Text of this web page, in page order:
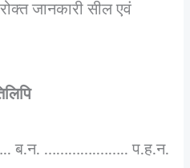
जानकारी सील एवं
ब.न. ………….…….. प.ह.न.